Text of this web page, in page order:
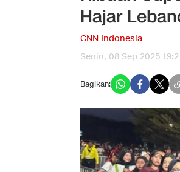
Hajar
CNN Indonesia
Senin, 08 Sep 2025
Bagikan: